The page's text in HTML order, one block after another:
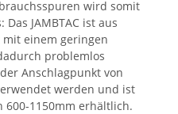
wird somit
JAMBTAC ist aus
einem geringen
problemlos
Anschlagpunkt von
werden und ist
1150mm erhältlich.